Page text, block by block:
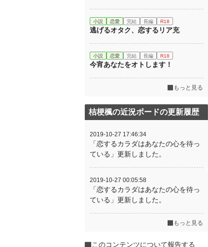
小説 恋愛 完結 長編 R18
逃げるオタク、恋するリア充
小説 恋愛 完結 長編 R18
今宵あなたをオトします！
もっと見る
桔梗楓の近況ボードの更新履歴
2019-10-27 17:46:34
「恋するカラダはあなたの心を待っ
ている」更新しました。
2019-10-27 00:05:58
「恋するカラダはあなたの心を待っ
ている」更新しました。
もっと見る
このコンテンツについて報告する